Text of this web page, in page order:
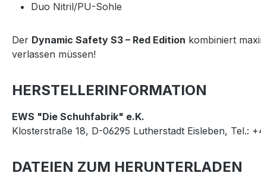
Duo Nitril/PU-Sohle
Der Dynamic Safety S3 – Red Edition kombiniert
verlassen müssen!
HERSTELLERINFORMATION
EWS "Die Schuhfabrik" e.K.
Klosterstraße 18, D-06295 Lutherstadt Eisleben, Tel.:
DATEIEN ZUM HERUNTERLADEN